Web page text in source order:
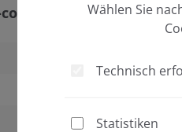
Tube, 96-format,
1D-Barcode, 2D-
Wählen Sie
Technisch
Statistiken